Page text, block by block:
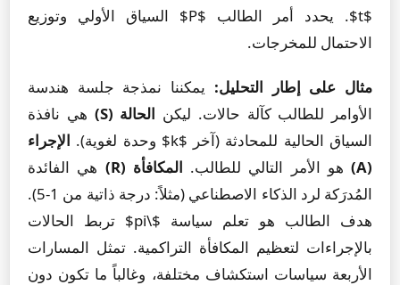
$t$. يحدد أمر الطالب $P$ السياق الأولي وتوزيع
الاحتمال للمخرجات.
مثال على إطار التحليل: يمكننا نمذجة جلسة هندسة
الأوامر للطالب كآلة حالات. ليكن الحالة (S)
هي نافذة
السياق الحالية للمحادثة (آخر $k$ وحدة لغوية).
الإجراء
(A)
هو الأمر التالي للطالب. المكافأة (R)
هي الفائدة
المُدرَكة لرد الذكاء الاصطناعي (مثلاً: درجة ذاتية من 1-5).
هدف الطالب هو تعلم سياسة $\pi$ تربط الحالات
بالإجراءات لتعظيم المكافأة التراكمية. تمثل المسارات
الأربعة سياسات استكشاف مختلفة، وغالباً ما تكون دون